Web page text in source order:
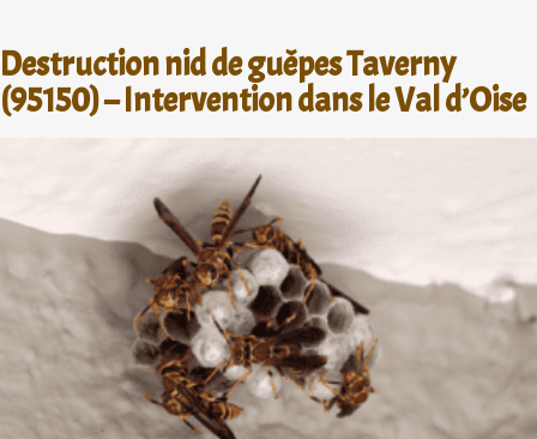
Destruction nid de guêpes Taverny
(95150) – Intervention dans le Val d’Oise